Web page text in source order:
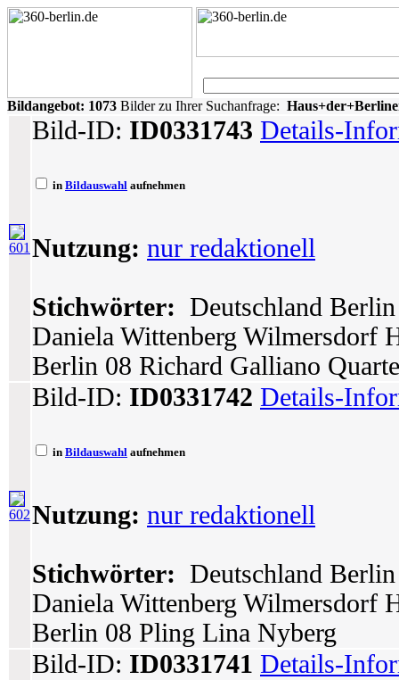
Bildangebot: 1073 Bilder zu Ihrer Suchanfrage:
601
Bild-ID: ID0331743 Details-
in Bildauswahl aufnehmen
Nutzung: nur redaktionell
Stichwörter: Deutschland
Daniela Wittenberg Wilmersdorf
Berlin 08 Richard Galliano
602
Bild-ID: ID0331742 Details-
in Bildauswahl aufnehmen
Nutzung: nur redaktionell
Stichwörter: Deutschland
Daniela Wittenberg Wilmersdorf
Berlin 08 Pling Lina Nyberg
Bild-ID: ID0331741 Details-